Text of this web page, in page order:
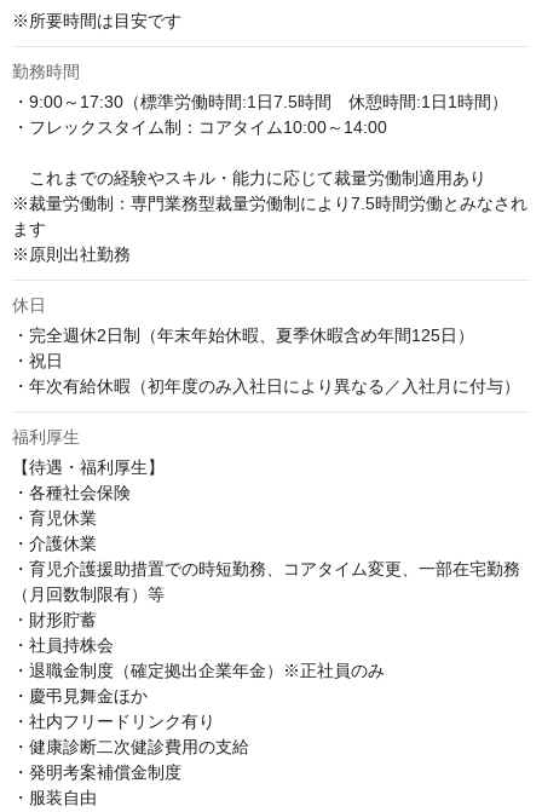
※所要時間は目安です
勤務時間
・9:00～17:30（標準労働時間:1日7.5時間　休憩時間:1日1時間）
・フレックスタイム制：コアタイム10:00～14:00
これまでの経験やスキル・能力に応じて裁量労働制適用あり
※裁量労働制：専門業務型裁量労働制により7.5時間労働とみなされ
ます
※原則出社勤務
休日
・完全週休2日制（年末年始休暇、夏季休暇含め年間125日）
・祝日
・年次有給休暇（初年度のみ入社日により異なる／入社月に付与）
福利厚生
【待遇・福利厚生】
・各種社会保険
・育児休業
・介護休業
・育児介護援助措置での時短勤務、コアタイム変更、一部在宅勤務
（月回数制限有）等
・財形貯蓄
・社員持株会
・退職金制度（確定拠出企業年金）※正社員のみ
・慶弔見舞金ほか
・社内フリードリンク有り
・健康診断二次健診費用の支給
・発明考案補償金制度
・服装自由